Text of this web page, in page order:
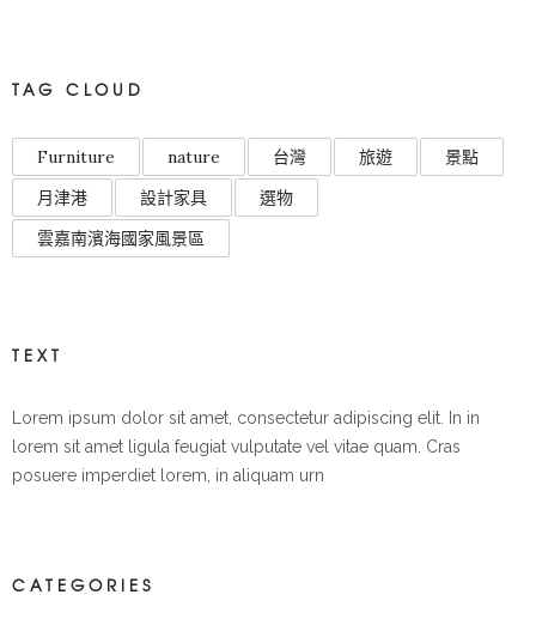
TAG CLOUD
Furniture nature 台灣 旅遊
景點
月津港
設計家具
選物
雲嘉南濱海國家風景區
TEXT
Lorem ipsum dolor sit amet, consectetur adipiscing elit. In in
lorem sit amet ligula feugiat vulputate vel vitae quam. Cras
posuere imperdiet lorem, in aliquam urn
CATEGORIES